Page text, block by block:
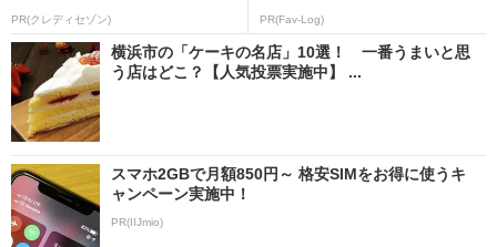
PR(クレディセゾン) PR(Fav-Log)
横浜市の「ケーキの名店」10選！ 一番うまいと思
う店はどこ？【人気投票実施中】 ...
スマホ2GBで月額850円～ 格安SIMをお得に使うキ
ャンペーン実施中！
PR(IIJmio)